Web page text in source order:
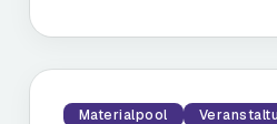
Materialpool